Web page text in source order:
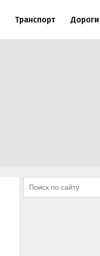
Транспорт Дороги